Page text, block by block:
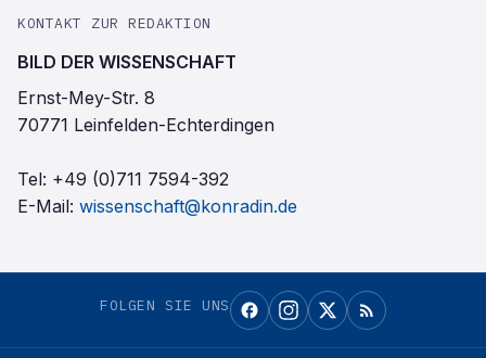
KONTAKT ZUR REDAKTION
BILD DER WISSENSCHAFT
Ernst-Mey-Str. 8
70771 Leinfelden-Echterdingen
Tel: +49 (0)711 7594-392
E-Mail: wissenschaft@konradin.de
FOLGEN SIE UNS